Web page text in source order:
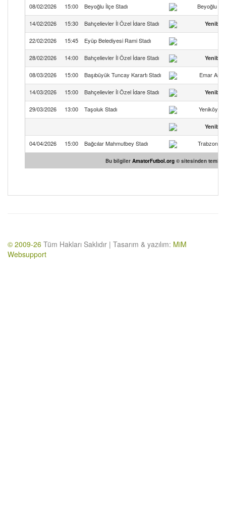
08/02/2026 15:00 Beyoğlu İlçe Stadı Beyoğlu
14/02/2026 15:30 Bahçelievler İl Özel İdare Stadı
22/02/2026 15:45 Eyüp Belediyesi Rami Stadı
28/02/2026 14:00 Bahçelievler İl Özel İdare Stadı
08/03/2026 15:00 Başıbüyük Tuncay Karartı Stadı Emar
14/03/2026 15:00 Bahçelievler İl Özel İdare Stadı
29/03/2026 13:00 Taşoluk Stadı Yeniköy
04/04/2026 15:00 Bağcılar Mahmutbey Stadı Trabzon
Bu bilgiler AmatorFutbol.org © sitesinden temin
© 2009-26 Tüm Hakları Saklıdır | Tasarım & yazılım: MiM
Websupport